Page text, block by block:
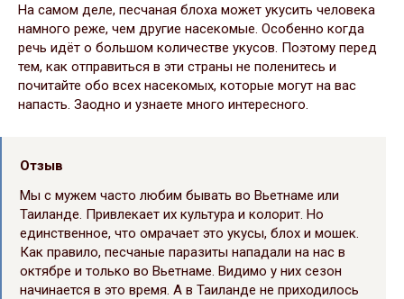
На самом деле, песчаная блоха может укусить человека
намного реже, чем другие насекомые. Особенно когда
речь идёт о большом количестве укусов. Поэтому перед
тем, как отправиться в эти страны не поленитесь и
почитайте обо всех насекомых, которые могут на вас
напасть. Заодно и узнаете много интересного.
Отзыв
Мы с мужем часто любим бывать во Вьетнаме или
Таиланде. Привлекает их культура и колорит. Но
единственное, что омрачает это укусы, блох и мошек.
Как правило, песчаные паразиты нападали на нас в
октябре и только во Вьетнаме. Видимо у них сезон
начинается в это время. А в Таиланде не приходилось